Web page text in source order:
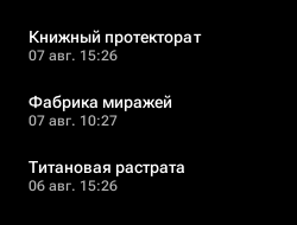
Книжный протекторат
07 авг. 15:26
Фабрика миражей
07 авг. 10:27
Титановая растрата
06 авг. 15:26